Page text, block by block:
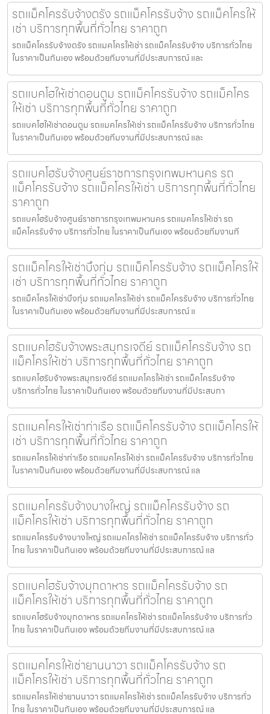
รถแม็คโครรับจ้างตรัง รถแม็คโครรับจ้าง รถแม็คโครให้
เช่า บริการทุกพื้นที่ทั่วไทย ราคาถูก
รถแม็คโครรับจ้างตรัง รถแมคโครให้เช่า รถแม็คโครรับจ้าง บริการทั่วไทย
ในราคาเป็นกันเอง พร้อมด้วยทีมงานที่มีประสบการณ์ และ
รถแบคโฮให้เช่าดอนตูม รถแม็คโครรับจ้าง รถแม็คโคร
ให้เช่า บริการทุกพื้นที่ทั่วไทย ราคาถูก
รถแบคโฮให้เช่าดอนตูม รถแมคโครให้เช่า รถแม็คโครรับจ้าง บริการทั่วไทย
ในราคาเป็นกันเอง พร้อมด้วยทีมงานที่มีประสบการณ์ และ
รถแบคโฮรับจ้างศูนย์ราชการกรุงเทพมหานคร รถ
แม็คโครรับจ้าง รถแม็คโครให้เช่า บริการทุกพื้นที่ทั่วไทย
ราคาถูก
รถแบคโฮรับจ้างศูนย์ราชการกรุงเทพมหานคร รถแมคโครให้เช่า รถ
แม็คโครรับจ้าง บริการทั่วไทย ในราคาเป็นกันเอง พร้อมด้วยทีมงานที
รถแม็คโครให้เช่าบึงกุ่ม รถแม็คโครรับจ้าง รถแม็คโครให้
เช่า บริการทุกพื้นที่ทั่วไทย ราคาถูก
รถแม็คโครให้เช่าบึงกุ่ม รถแมคโครให้เช่า รถแม็คโครรับจ้าง บริการทั่วไทย
ในราคาเป็นกันเอง พร้อมด้วยทีมงานที่มีประสบการณ์ แ
รถแบคโฮรับจ้างพระสมุทรเจดีย์ รถแม็คโครรับจ้าง รถ
แม็คโครให้เช่า บริการทุกพื้นที่ทั่วไทย ราคาถูก
รถแบคโฮรับจ้างพระสมุทรเจดีย์ รถแมคโครให้เช่า รถแม็คโครรับจ้าง
บริการทั่วไทย ในราคาเป็นกันเอง พร้อมด้วยทีมงานที่มีประสบกา
รถแมคโครให้เช่าท่าเรือ รถแม็คโครรับจ้าง รถแม็คโครให้
เช่า บริการทุกพื้นที่ทั่วไทย ราคาถูก
รถแมคโครให้เช่าท่าเรือ รถแมคโครให้เช่า รถแม็คโครรับจ้าง บริการทั่วไทย
ในราคาเป็นกันเอง พร้อมด้วยทีมงานที่มีประสบการณ์ แล
รถแมคโครรับจ้างบางใหญ่ รถแม็คโครรับจ้าง รถ
แม็คโครให้เช่า บริการทุกพื้นที่ทั่วไทย ราคาถูก
รถแมคโครรับจ้างบางใหญ่ รถแมคโครให้เช่า รถแม็คโครรับจ้าง บริการทั่ว
ไทย ในราคาเป็นกันเอง พร้อมด้วยทีมงานที่มีประสบการณ์ แล
รถแบคโฮรับจ้างมุกดาหาร รถแม็คโครรับจ้าง รถ
แม็คโครให้เช่า บริการทุกพื้นที่ทั่วไทย ราคาถูก
รถแบคโฮรับจ้างมุกดาหาร รถแมคโครให้เช่า รถแม็คโครรับจ้าง บริการทั่ว
ไทย ในราคาเป็นกันเอง พร้อมด้วยทีมงานที่มีประสบการณ์ แล
รถแมคโครให้เช่ายานนาวา รถแม็คโครรับจ้าง รถ
แม็คโครให้เช่า บริการทุกพื้นที่ทั่วไทย ราคาถูก
รถแมคโครให้เช่ายานนาวา รถแมคโครให้เช่า รถแม็คโครรับจ้าง บริการทั่ว
ไทย ในราคาเป็นกันเอง พร้อมด้วยทีมงานที่มีประสบการณ์ แล